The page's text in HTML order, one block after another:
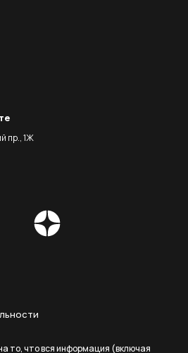
пр., 1Ж
то, что вся информация (включая